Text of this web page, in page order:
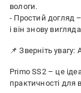
вологи.
- Простий догляд
і він знову
📌 Зверніть
Primo SS2 – це
практичності для